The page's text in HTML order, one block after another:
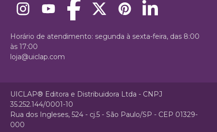
Horário de atendimento: segunda à sexta-feira, das 8:00
às 17:00
loja@uiclap.com
UICLAP® Editora e Distribuidora Ltda - CNPJ
35.252.144/0001-10
Rua dos Ingleses, 524 - cj.5 - São Paulo/SP - CEP 01329-
000